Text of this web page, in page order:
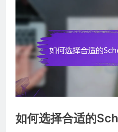
如何选择合适的